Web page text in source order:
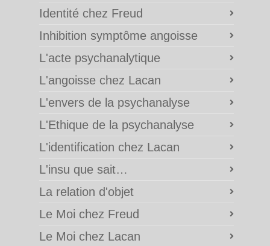
Identité chez Freud
Inhibition symptôme angoisse
L'acte psychanalytique
L'angoisse chez Lacan
L'envers de la psychanalyse
L'Ethique de la psychanalyse
L'identification chez Lacan
L'insu que sait…
La relation d'objet
Le Moi chez Freud
Le Moi chez Lacan